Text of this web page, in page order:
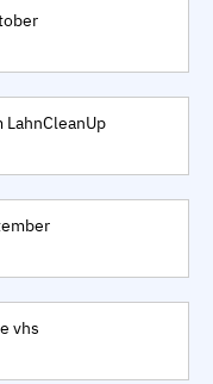
LahnCleanUp
vhs